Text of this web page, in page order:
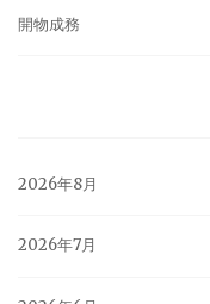
開物成務
2026年8月
2026年7月